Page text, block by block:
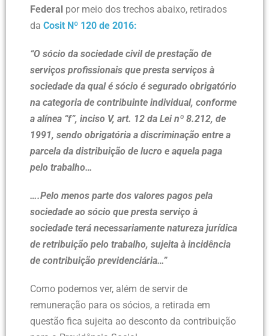
Federal por meio dos trechos abaixo, retirados
da Cosit Nº 120 de 2016:
“O sócio da sociedade civil de prestação de
serviços profissionais que presta serviços à
sociedade da qual é sócio é segurado obrigatório
na categoria de contribuinte individual, conforme
a alínea “f”, inciso V, art. 12 da Lei nº 8.212, de
1991, sendo obrigatória a discriminação entre a
parcela da distribuição de lucro e aquela paga
pelo trabalho…
….Pelo menos parte dos valores pagos pela
sociedade ao sócio que presta serviço à
sociedade terá necessariamente natureza jurídica
de retribuição pelo trabalho, sujeita à incidência
de contribuição previdenciária…”
Como podemos ver, além de servir de
remuneração para os sócios, a retirada em
questão fica sujeita ao desconto da contribuição